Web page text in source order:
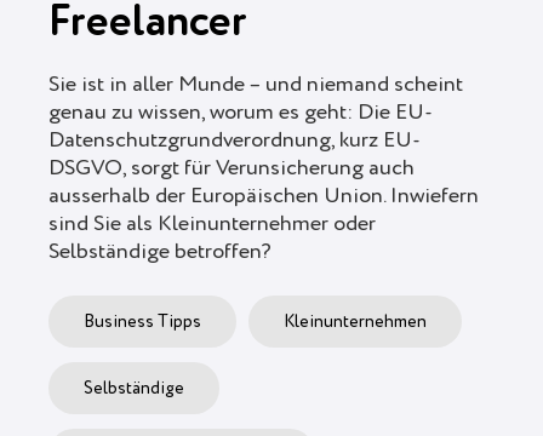
Freelancer
Sie ist in aller Munde – und niemand scheint
genau zu wissen, worum es geht: Die EU-
Datenschutzgrundverordnung, kurz EU-
DSGVO, sorgt für Verunsicherung auch
ausserhalb der Europäischen Union. Inwiefern
sind Sie als Kleinunternehmer oder
Selbständige betroffen?
Business Tipps Kleinunternehmen
Selbständige